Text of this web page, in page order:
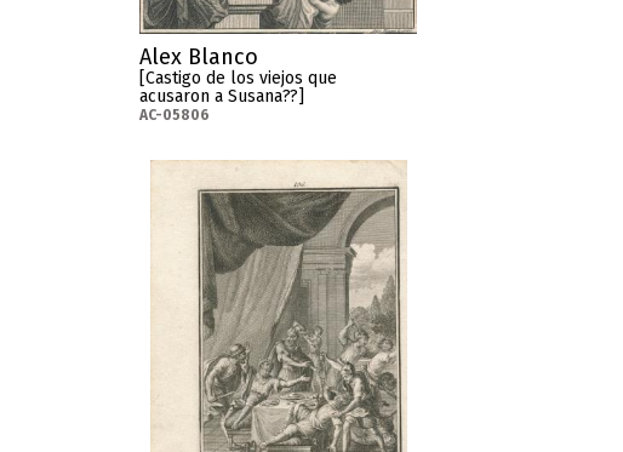
Alex Blanco
[Castigo de los viejos que
acusaron a Susana??]
AC-05806